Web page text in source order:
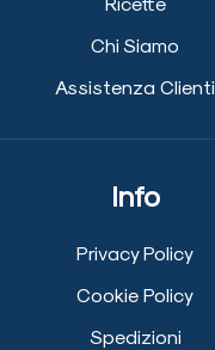
Chi Siamo
Assistenza Clienti
Info
Privacy Policy
Cookie Policy
Spedizioni